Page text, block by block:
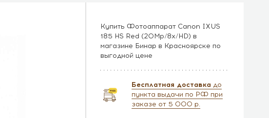
Купить Фотоаппарат Canon IXUS
185 HS Red (20Mp/8x/HD) в
магазине Бинар в Красноярске по
выгодной цене
Бесплатная доставка до
пункта выдачи по РФ при
заказе от 5 000 р.